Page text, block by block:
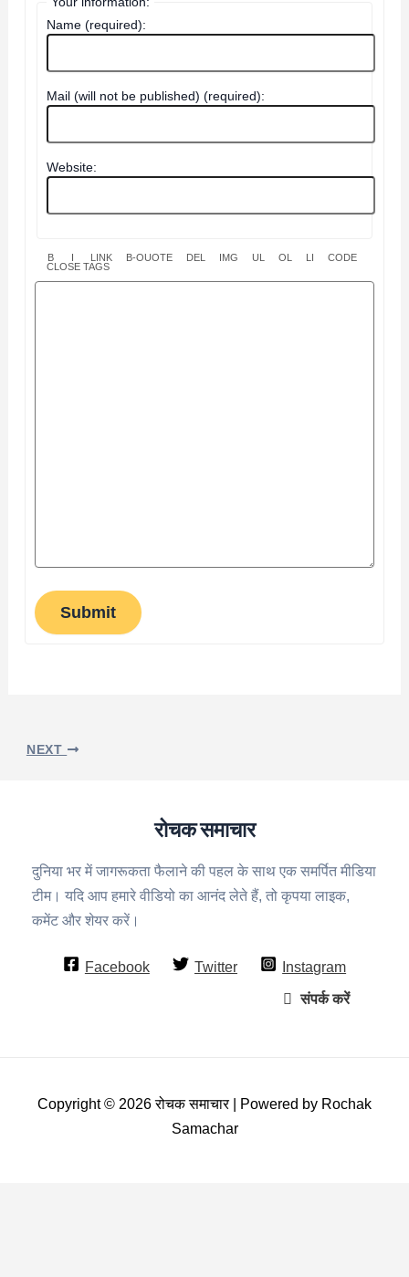
Name (required):
Mail (will not be published) (required):
Website:
Submit
NEXT
रोचक समाचार
दुनिया भर में जागरूकता फैलाने की पहल के साथ एक समर्पित मीडिया
टीम। यदि आप हमारे वीडियो का आनंद लेते हैं, तो कृपया लाइक,
कमेंट और शेयर करें।
Facebook Twitter
Instagram
संपर्क करें
Copyright © 2026 रोचक समाचार | Powered by Rochak
Samachar